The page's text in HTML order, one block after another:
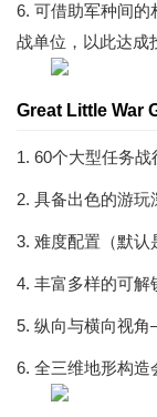
6. 可借助军种间的
战单位，以此达成
Great Little War
1. 60个大型任务
2. 具备出色的游
3. 难度配置（默认
4. 丰富多样的可解
5. 纵向与横向视
6. 全三维地形构造